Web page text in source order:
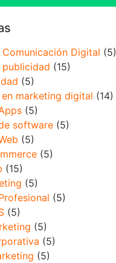
Digital (5)
publicidad (15)
(5)
marketing digital (14)
(5)
software(5)
(5)
(5)
(15)
(5)
(5)
(5)
(5)
(5)
(5)